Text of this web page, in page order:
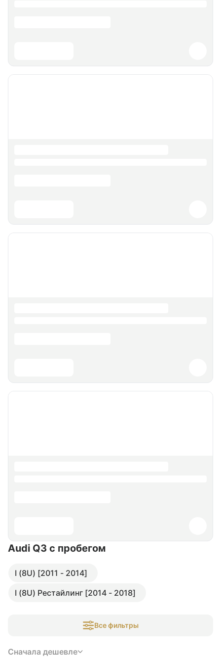
Audi Q3 с пробегом
I (8U) [2011 - 2014]
I (8U) Рестайлинг [2014 - 2018]
Все фильтры
Сначала дешевле